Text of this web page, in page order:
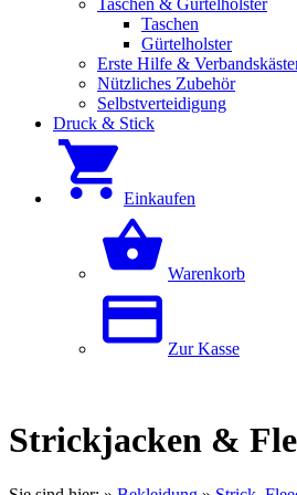
Taschen & Gürtelholster
Taschen
Gürtelholster
Erste Hilfe &
Nützliches Zubehör
Selbstverteidigung
Druck & Stick
Einkaufen
Warenkorb
Zur Kasse
Strickjacken &